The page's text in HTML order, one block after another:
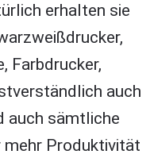
erhalten sie
Farbdrucker,
auch
auch sämtliche
mehr Produktivität